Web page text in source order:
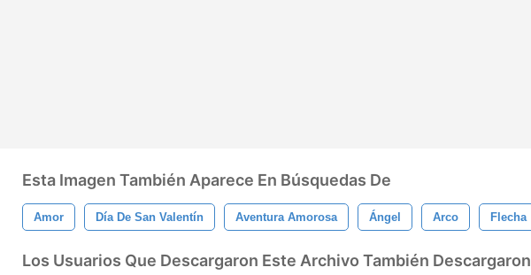
Esta Imagen También Aparece En Búsquedas De
Amor Día De San Valentín Aventura Amorosa Ángel Arco Flecha
Los Usuarios Que Descargaron Este Archivo También Descargaron